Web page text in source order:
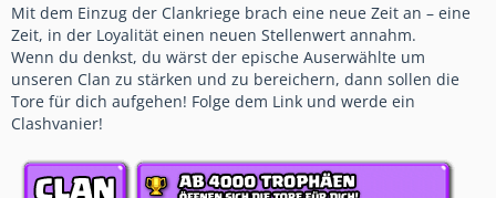
Mit dem Einzug der Clankriege brach eine neue Zeit an – eine
Zeit, in der Loyalität einen neuen Stellenwert annahm.
Wenn du denkst, du wärst der epische Auserwählte um
unseren Clan zu stärken und zu bereichern, dann sollen die
Tore für dich aufgehen! Folge dem Link und werde ein
Clashvanier!